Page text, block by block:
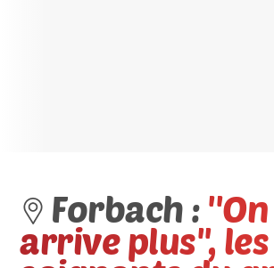
Forbach :
arrive plus'',